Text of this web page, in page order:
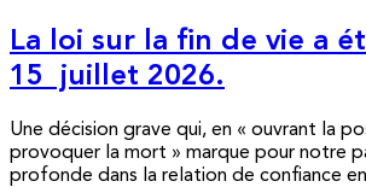
La loi sur la fin de vie a
15 juillet 2026.
Une décision grave qui, en « ouvrant la
provoquer la mort » marque pour notre
profonde dans la relation de confiance